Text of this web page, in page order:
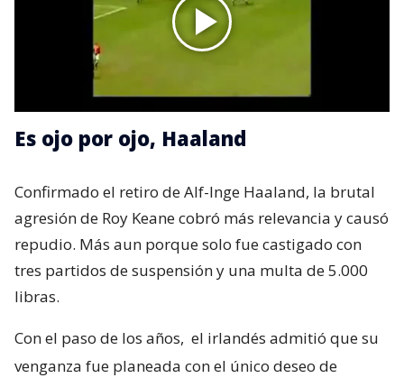
Es ojo por ojo, Haaland
Confirmado el retiro de Alf-Inge Haaland, la brutal
agresión de Roy Keane cobró más relevancia y causó
repudio. Más aun porque solo fue castigado con
tres partidos de suspensión y una multa de 5.000
libras.
Con el paso de los años, el irlandés admitió que su
venganza fue planeada con el único deseo de